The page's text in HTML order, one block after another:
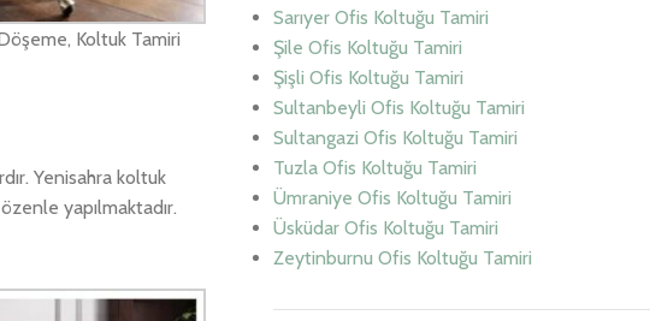
Koltuk Tamiri
Yenisahra koltuk
yapılmaktadır.
Sarıyer Ofis Koltuğu Tamiri
Şile Ofis Koltuğu Tamiri
Şişli Ofis Koltuğu Tamiri
Sultanbeyli Ofis Koltuğu Tamiri
Sultangazi Ofis Koltuğu Tamiri
Tuzla Ofis Koltuğu Tamiri
Ümraniye Ofis Koltuğu Tamiri
Üsküdar Ofis Koltuğu Tamiri
Zeytinburnu Ofis Koltuğu Tamiri